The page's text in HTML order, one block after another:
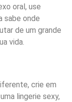
oral, use
sabe onde
de um grande
vida.
crie em
lingerie sexy,